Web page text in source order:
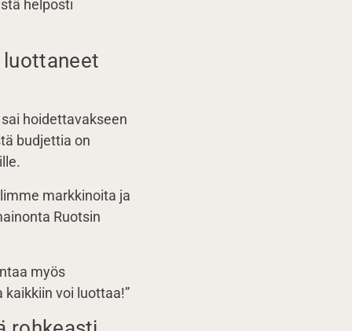
helposti
luottaneet
hoidettavakseen
budjettia on
markkinoita ja
Ruotsin
myös
voi luottaa!”